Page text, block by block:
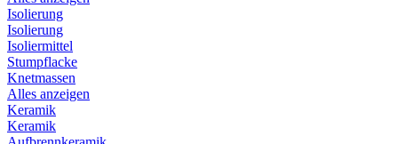
Isolierung
Isolierung
Isoliermittel
Stumpflacke
Knetmassen
Alles anzeigen
Keramik
Keramik